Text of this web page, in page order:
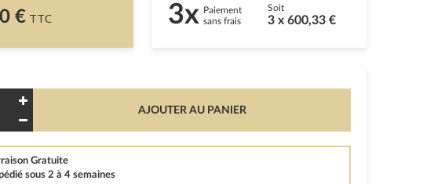
€ TTC 3x Paiement
sans frais
Soit
3 x 600,33 €
AJOUTER AU PANIER
Gratuite
sous 2 à 4 semaines